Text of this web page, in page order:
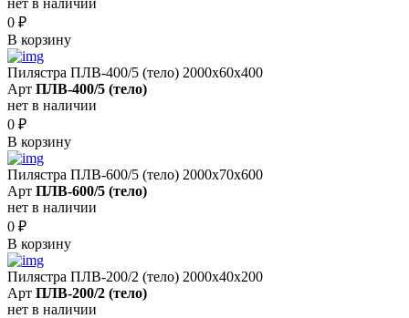
0 ₽
В корзину
Пилястра ПЛВ-400/5 (тело) 2000х60х400
Арт ПЛВ-400/5 (тело)
нет в наличии
0 ₽
В корзину
Пилястра ПЛВ-600/5 (тело) 2000х70х600
Арт ПЛВ-600/5 (тело)
нет в наличии
0 ₽
В корзину
Пилястра ПЛВ-200/2 (тело) 2000х40х200
Арт ПЛВ-200/2 (тело)
нет в наличии